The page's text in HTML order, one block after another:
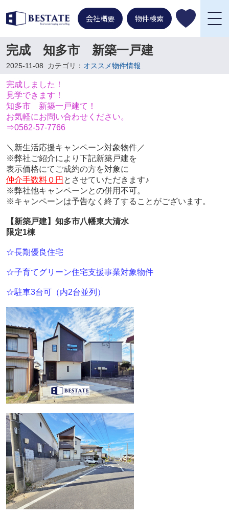
会社概要 物件検索
完成 知多市 新築一戸建
2025-11-08 カテゴリ： オススメ物件情報
完成しました！
見学できます！
知多市 新築一戸建て！
お気軽にお問い合わせください。
⇒0562-57-7766
＼新生活応援キャンペーン対象物件／
※弊社ご紹介により下記新築戸建を
表示価格にてご成約の方を対象に
仲介手数料０円 とさせていただきます♪
※弊社他キャンペーンとの併用不可。
※キャンペーンは予告なく終了することがございます。
【新築戸建】知多市八幡東大清水
限定1棟
☆長期優良住宅
☆子育てグリーン住宅支援事業対象物件
☆駐車3台可（内2台並列）